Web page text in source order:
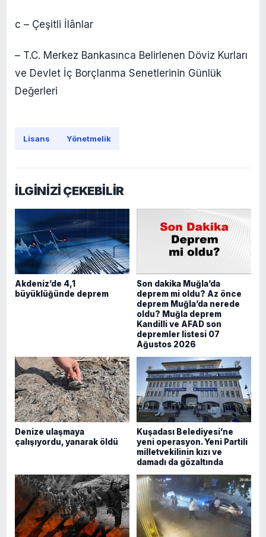
c – Çeşitli İlânlar
– T.C. Merkez Bankasınca Belirlenen Döviz Kurları
ve Devlet İç Borçlanma Senetlerinin Günlük
Değerleri
Lisans Yönetmelik
İLGİNİZİ ÇEKEBİLİR
Akdeniz’de 4,1
büyüklüğünde deprem
Son dakika Muğla’da
deprem mi oldu? Az önce
deprem Muğla’da nerede
oldu? Muğla deprem
Kandilli ve AFAD son
depremler listesi 07
Ağustos 2026
Denize ulaşmaya
çalışıyordu, yanarak öldü
Kuşadası Belediyesi’ne
yeni operasyon. Yeni Partili
milletvekilinin kızı ve
damadı da gözaltında